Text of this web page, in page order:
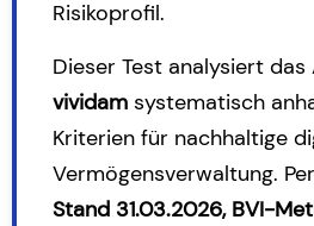
Risikoprofil.
Dieser Test analysiert
vividam systematisch
Kriterien für nachhaltige
Vermögensverwaltung.
Stand 31.03.2026, BVI-